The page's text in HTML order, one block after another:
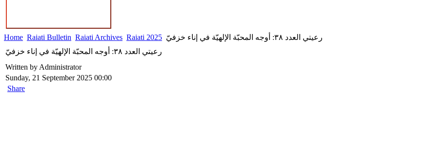
Home Raiati Bulletin Raiati Archives Raiati 2025
رعيتي العدد ٣٨: أوجه المحبّة الإلهيّة في إناء خزفيّ
رعيتي العدد ٣٨: أوجه المحبّة الإلهيّة في إناء خزفيّ
Written by Administrator
Sunday, 21 September 2025 00:00
Share